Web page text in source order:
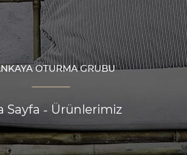
OTURMA GRUBU
Sayfa Ürünlerimiz